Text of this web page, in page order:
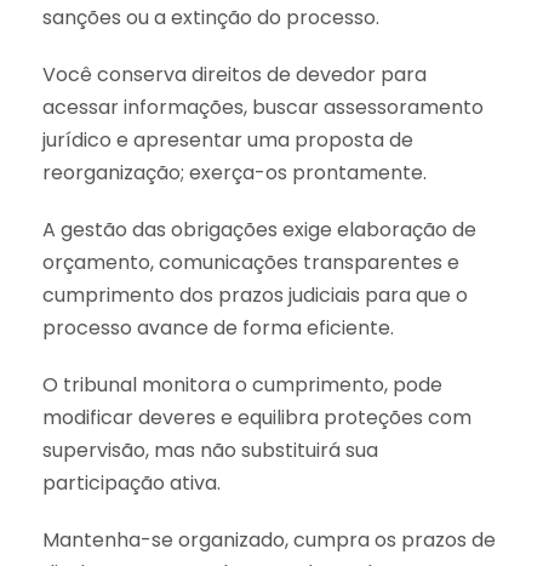
sanções ou a extinção do processo.
Você conserva direitos de devedor para
acessar informações, buscar assessoramento
jurídico e apresentar uma proposta de
reorganização; exerça-os prontamente.
A gestão das obrigações exige elaboração de
orçamento, comunicações transparentes e
cumprimento dos prazos judiciais para que o
processo avance de forma eficiente.
O tribunal monitora o cumprimento, pode
modificar deveres e equilibra proteções com
supervisão, mas não substituirá sua
participação ativa.
Mantenha-se organizado, cumpra os prazos de